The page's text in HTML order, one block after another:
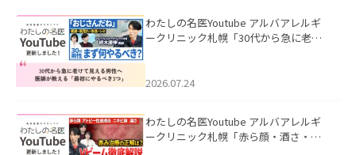
わたしの名医Youtube アルバアレルギ
ークリニック札幌「30代から急に老け
た。
2026.07.24
わたしの名医Youtube アルバアレルギ
ークリニック札幌「赤ら顔・酒さ・ニ